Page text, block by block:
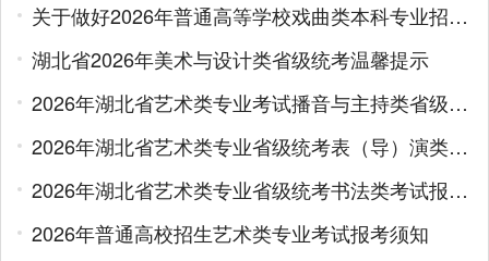
关于做好2026年普通高等学校戏曲类本科专业招生省际联考工作的通知
湖北省2026年美术与设计类省级统考温馨提示
2026年湖北省艺术类专业考试播音与主持类省级统考报考须知
2026年湖北省艺术类专业省级统考表（导）演类（戏剧影视表演方向）考试报考须知
2026年湖北省艺术类专业省级统考书法类考试报考须知
2026年普通高校招生艺术类专业考试报考须知